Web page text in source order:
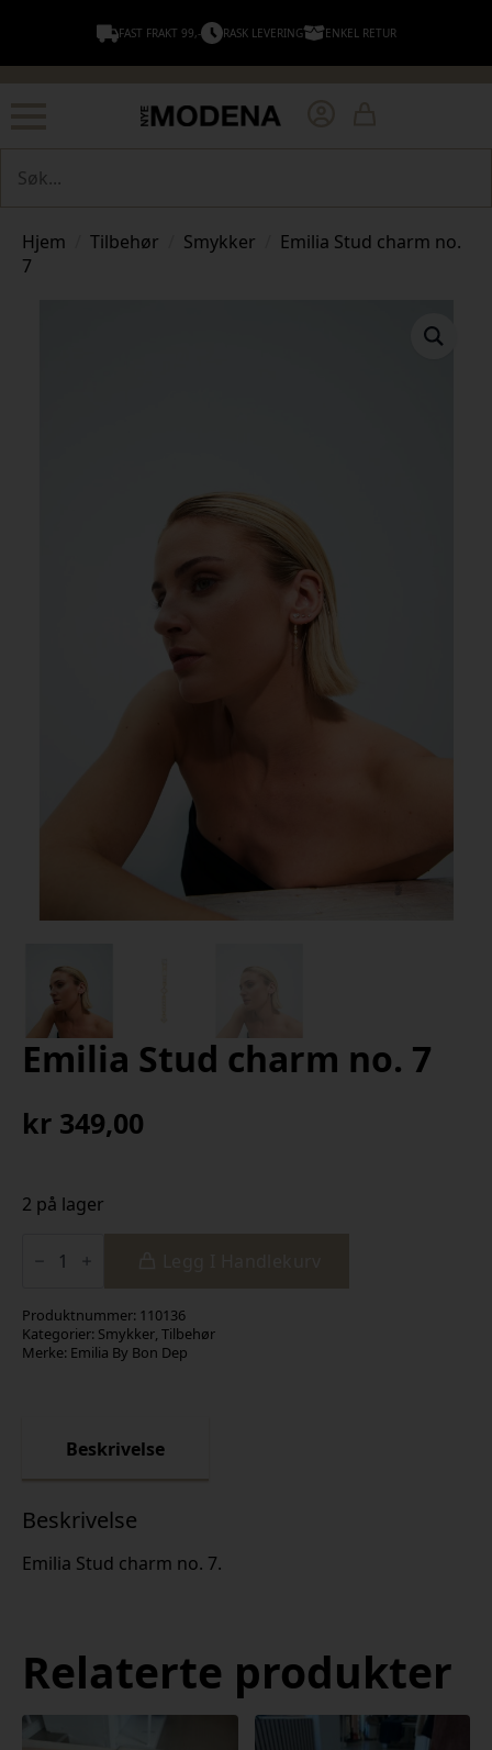
FAST FRAKT 99,- RASK LEVERING ENKEL RETUR
Hjem Tilbehør Smykker
Emilia Stud charm no.
7
Emilia Stud charm no. 7
kr 349,00
2 på lager
7
antall
Produktnummer: 110136
Kategorier: Smykker, Tilbehør
Merke: Emilia By Bon Dep
Beskrivelse
Beskrivelse
Emilia Stud charm no. 7.
Relaterte produkter